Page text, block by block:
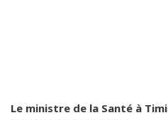
Le ministre de la Santé à